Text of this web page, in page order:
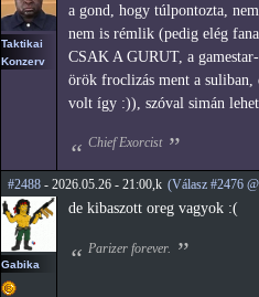
Taktikai
Konzerv
a gond, hogy túlpontozta,
nem is rémlik (pedig elég
CSAK A GURUT, a
örök froclizás ment a suliban,
volt így :)), szóval simán lehet
Chief Exorcist
#2488 - 2026.05.26 - 21:00,k (Válasz #2476
Gabika
de kibaszott oreg vagyok :(
Parizer forever.